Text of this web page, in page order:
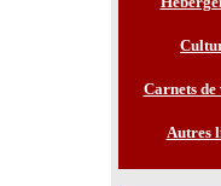
Carnets de
Autres